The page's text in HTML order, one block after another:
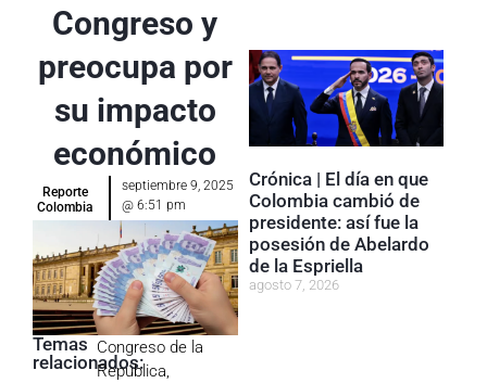
Congreso y
preocupa por
su impacto
económico
Reporte
Colombia
septiembre 9, 2025
@ 6:51 pm
Temas
relacionados:
Congreso de la
República,
Crónica | El día en que
Colombia cambió de
presidente: así fue la
posesión de Abelardo
de la Espriella
agosto 7, 2026